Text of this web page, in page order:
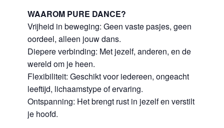
WAAROM PURE DANCE?
Vrijheid in beweging: Geen vaste pasjes, geen
oordeel, alleen jouw dans.
Diepere verbinding: Met jezelf, anderen, en de
wereld om je heen.
Flexibiliteit: Geschikt voor iedereen, ongeacht
leeftijd, lichaamstype of ervaring.
Ontspanning: Het brengt rust in jezelf en verstilt
je hoofd.